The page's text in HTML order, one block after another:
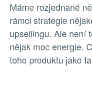
Máme rozjednané
rámci strategie
upsellingu. Ale není
nějak moc energie.
toho produktu jako